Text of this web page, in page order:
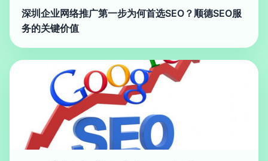
深圳企业网络推广第一步为何首选SEO？顺德SEO服
务的关键价值